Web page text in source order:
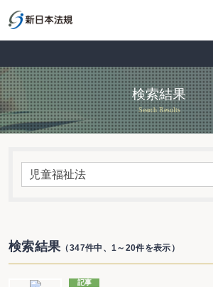
検索結果
Search Results
検索結果（347件中、1～20件を表示）
記事